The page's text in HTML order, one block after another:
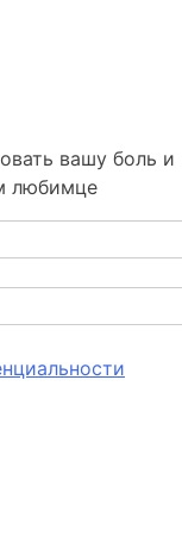
вашу боль и
любимце